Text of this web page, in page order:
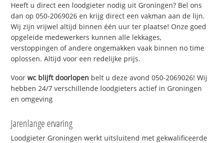
Heeft u direct een loodgieter nodig uit Groningen? Bel ons
dan op 050-2069026 en krijg direct een vakman aan de lijn.
Wij zijn vrijwel altijd binnen één uur ter plaatse! Onze goed
opgeleide medewerkers kunnen alle lekkages,
verstoppingen of andere ongemakken vaak binnen no time
oplossen. Altijd voor een redelijke prijs.
Voorwc blijft doorlopen belt u deze avond 050-2069026! Wij
hebben 24/7 verschillende loodgieters actief in Groningen
en omgeving
Jarenlange ervaring
Loodgieter Groningen werkt uitsluitend met gekwalificeerde